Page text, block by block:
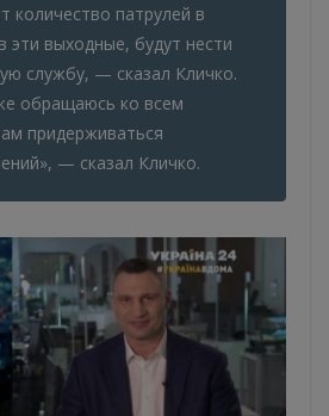
количество патрулей в
эти выходные, будут нести
службу, — сказал Кличко.
обращаюсь ко всем
придерживаться
— сказал Кличко.